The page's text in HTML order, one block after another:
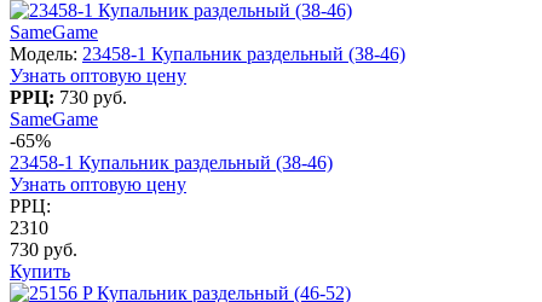
SameGame
Модель: 23458-1 Купальник раздельный (38-46)
Узнать оптовую цену
РРЦ: 730 руб.
SameGame
-65%
23458-1 Купальник раздельный (38-46)
Узнать оптовую цену
РРЦ:
2310
730 руб.
Купить